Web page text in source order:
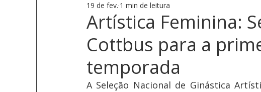
Artística Feminina:
Cottbus para a
temporada
19 de fev. 1 min de leitura
A Seleção Nacional de Ginástica